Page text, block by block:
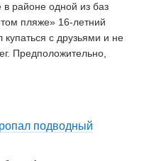
в районе одной из баз
пляже» 16-летний
купаться с друзьями и не
Предположительно,
подводный